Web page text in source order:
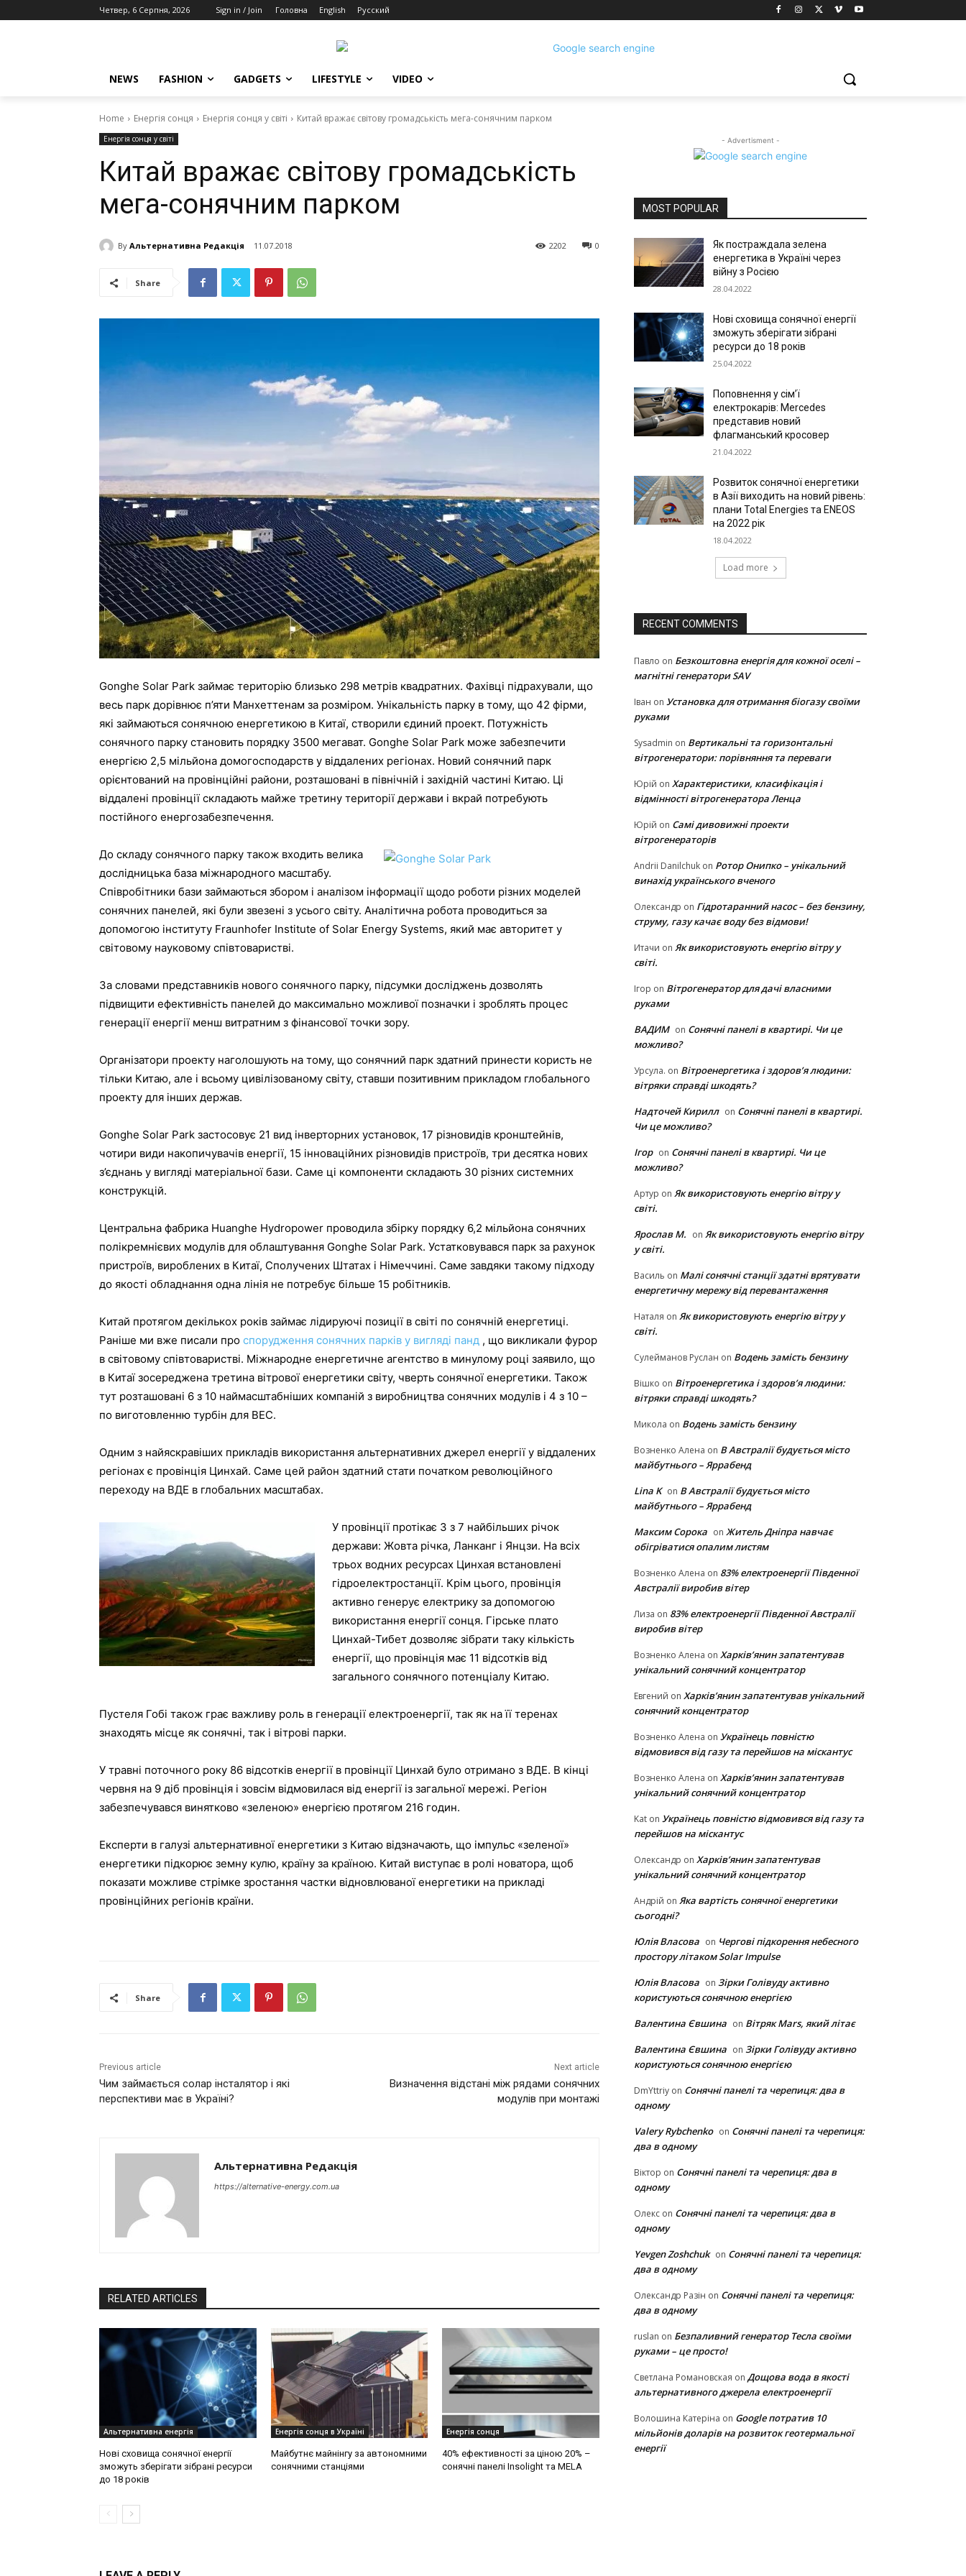
Четвер, 6 Серпня, 2026 Sign in / Join Головна English Русский
NEWS FASHION GADGETS LIFESTYLE VIDEO
Home Енергія сонця Енергія сонця у світі Китай вражає світову громадськість мега-сонячним парком
Енергія сонця у світі
Китай вражає світову громадськість
мега-сонячним парком
By Альтернативна Редакція 11.07.2018 0
2202
Share
Gonghe Solar Park займає територію близько 298 метрів квадратних. Фахівці підрахували, що
весь парк дорівнює п’яти Манхеттенам за розміром. Унікальність парку в тому, що 42 фірми,
які займаються сонячною енергетикою в Китаї, створили єдиний проект. Потужність
сонячного парку становить порядку 3500 мегават. Gonghe Solar Park може забезпечити
енергією 2,5 мільйона домогосподарств у віддалених регіонах. Новий сонячний парк
орієнтований на провінційні райони, розташовані в північній і західній частині Китаю. Ці
віддалені провінції складають майже третину території держави і вкрай потребують
постійного енергозабезпечення.
До складу сонячного парку також входить велика
дослідницька база міжнародного масштабу.
Співробітники бази займаються збором і аналізом інформації щодо роботи різних моделей
сонячних панелей, які були звезені з усього світу. Аналітична робота проводиться за
допомогою інституту Fraunhofer Institute of Solar Energy Systems, який має авторитет у
світовому науковому співтоваристві.
За словами представників нового сонячного парку, підсумки досліджень дозволять
підвищити ефективність панелей до максимально можливої ​​позначки і зроблять процес
генерації енергії менш витратним з фінансової точки зору.
Організатори проекту наголошують на тому, що сонячний парк здатний принести користь не
тільки Китаю, але і всьому цивілізованому світу, ставши позитивним прикладом глобального
проекту для інших держав.
Gonghe Solar Park застосовує 21 вид інверторних установок, 17 різновидів кронштейнів,
чотири види накопичувачів енергії, 15 інноваційних різновидів пристроїв, три десятка нових
з’єднань у вигляді матеріальної бази. Саме ці компоненти складають 30 різних системних
конструкцій.
Центральна фабрика Huanghe Hydropower проводила збірку порядку 6,2 мільйона сонячних
полікремнієвих модулів для облаштування Gonghe Solar Park. Устатковувався парк за рахунок
пристроїв, вироблених в Китаї, Сполучених Штатах і Німеччині. Саме завдяки такому підходу
до якості обладнання одна лінія не потребує більше 15 робітників.
Китай протягом декількох років займає лідируючі позиції в світі по сонячній енергетиці.
Раніше ми вже писали про спорудження сонячних парків у вигляді панд , що викликали фурор
в світовому співтоваристві. Міжнародне енергетичне агентство в минулому році заявило, що
в Китаї зосереджена третина вітрової енергетики світу, чверть сонячної енергетики. Також
тут розташовані 6 з 10 наймасштабніших компаній з виробництва сонячних модулів і 4 з 10 –
по виготовленню турбін для ВЕС.
Одним з найяскравіших прикладів використання альтернативних джерел енергії у віддалених
регіонах є провінція Цинхай. Саме цей район здатний стати початком революційного
переходу на ВДЕ в глобальних масштабах.
У провінції протікає 3 з 7 найбільших річок
держави: Жовта річка, Ланканг і Янцзи. На всіх
трьох водних ресурсах Цинхая встановлені
гідроелектростанції. Крім цього, провінція
активно генерує електрику за допомогою
використання енергії сонця. Гірське плато
Цинхай-Тибет дозволяє зібрати таку кількість
енергії, що провінція має 11 відсотків від
загального сонячного потенціалу Китаю.
Пустеля Гобі також грає важливу роль в генерації електроенергії, так як на її теренах
знаходять місце як сонячні, так і вітрові парки.
У травні поточного року 86 відсотків енергії в провінції Цинхай було отримано з ВДЕ. В кінці
червня на 9 діб провінція і зовсім відмовилася від енергії із загальної мережі. Регіон
забезпечувався винятково «зеленою» енергією протягом 216 годин.
Експерти в галузі альтернативної енергетики з Китаю відзначають, що імпульс «зеленої»
енергетики підкорює земну кулю, країну за країною. Китай виступає в ролі новатора, щоб
показати можливе стрімке зростання частки відновлюваної енергетики на прикладі
провінційних регіонів країни.
Share
Previous article
Чим займається солар інсталятор і які
перспективи має в Україні?
Next article
Визначення відстані між рядами сонячних
модулів при монтажі
Альтернативна Редакція
https://alternative-energy.com.ua
RELATED ARTICLES
Альтернативна енергія
Нові сховища сонячної енергії
зможуть зберігати зібрані ресурси
до 18 років
Енергія сонця в Україні
Майбутнє майнінгу за автономними
сонячними станціями
Енергія сонця
40% ефективності за ціною 20% –
сонячні панелі Insolight та MELA
- Advertisment -
MOST POPULAR
Як постраждала зелена
енергетика в Україні через
війну з Росією
28.04.2022
Нові сховища сонячної енергії
зможуть зберігати зібрані
ресурси до 18 років
25.04.2022
Поповнення у сім’ї
електрокарів: Mercedes
представив новий
флагманський кросовер
21.04.2022
Розвиток сонячної енергетики
в Азії виходить на новий рівень:
плани Total Energies та ENEOS
на 2022 рік
18.04.2022
Load more
RECENT COMMENTS
Павло on Безкоштовна енергія для кожної оселі –
магнітні генератори SAV
Іван on Установка для отримання біогазу своїми
руками
Sysadmin on Вертикальні та горизонтальні
вітрогенератори: порівняння та переваги
Юрій on Характеристики, класифікація і
відмінності вітрогенератора Ленца
Юрій on Самі дивовижні проекти
вітрогенераторів
Andrii Danilchuk on Ротор Онипко – унікальний
винахід українського вченого
Олександр on Гідротаранний насос – без бензину,
струму, газу качає воду без відмови!
Итачи on Як використовують енергію вітру у
світі.
Ігор on Вітрогенератор для дачі власними
руками
ВАДИМ on Сонячні панелі в квартирі. Чи це
можливо?
Урсула. on Вітроенергетика і здоров’я людини:
вітряки cправді шкодять?
Надточей Кирилл on Сонячні панелі в квартирі.
Чи це можливо?
Ігор on Сонячні панелі в квартирі. Чи це
можливо?
Артур on Як використовують енергію вітру у
світі.
Ярослав М. on Як використовують енергію вітру
у світі.
Василь on Малі сонячні станції здатні врятувати
енергетичну мережу від перевантаження
Наталя on Як використовують енергію вітру у
світі.
Сулейманов Руслан on Водень замість бензину
Вішко on Вітроенергетика і здоров’я людини:
вітряки cправді шкодять?
Микола on Водень замість бензину
Возненко Алена on В Австралії будується місто
майбутнього – Яррабенд
Lina K on В Австралії будується місто
майбутнього – Яррабенд
Максим Сорока on Житель Дніпра навчає
обігріватися опалим листям
Возненко Алена on 83% електроенергії Південної
Австралії виробив вітер
Лиза on 83% електроенергії Південної Австралії
виробив вітер
Возненко Алена on Харків’янин запатентував
унікальний сонячний концентратор
Евгений on Харків’янин запатентував унікальний
сонячний концентратор
Возненко Алена on Українець повністю
відмовився від газу та перейшов на міскантус
Возненко Алена on Харків’янин запатентував
унікальний сонячний концентратор
Kat on Українець повністю відмовився від газу та
перейшов на міскантус
Олександр on Харків’янин запатентував
унікальний сонячний концентратор
Андрій on Яка вартість сонячної енергетики
сьогодні?
Юлія Власова on Чергові підкорення небесного
простору літаком Solar Impulse
Юлія Власова on Зірки Голівуду активно
користуються сонячною енергією
Валентина Євшина on Вітряк Mars, який літає
Валентина Євшина on Зірки Голівуду активно
користуються сонячною енергією
DmYttriy on Сонячні панелі та черепиця: два в
одному
Valery Rybchenko on Сонячні панелі та черепиця:
два в одному
Віктор on Сонячні панелі та черепиця: два в
одному
Олекс on Сонячні панелі та черепиця: два в
одному
Yevgen Zoshchuk on Сонячні панелі та черепиця:
два в одному
Олександр Разін on Сонячні панелі та черепиця:
два в одному
ruslan on Безпаливний генератор Тесла своїми
руками – це просто!
Светлана Романовская on Дощова вода в якості
альтернативного джерела електроенергії
Волошина Катеріна on Google потратив 10
мільйонів доларів на розвиток геотермальної
енергії